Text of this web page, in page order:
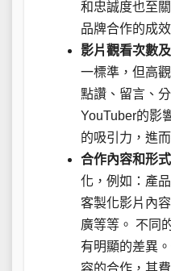
和忠誠度也至
品牌合作的成效
影片觀看次數
一標準，但高
點讚、留言、
YouTuber的影
的吸引力，進
合作內容和形式
化，例如：產
客製化影片內
廣等等。 不同
有明顯的差異
容的合作，其